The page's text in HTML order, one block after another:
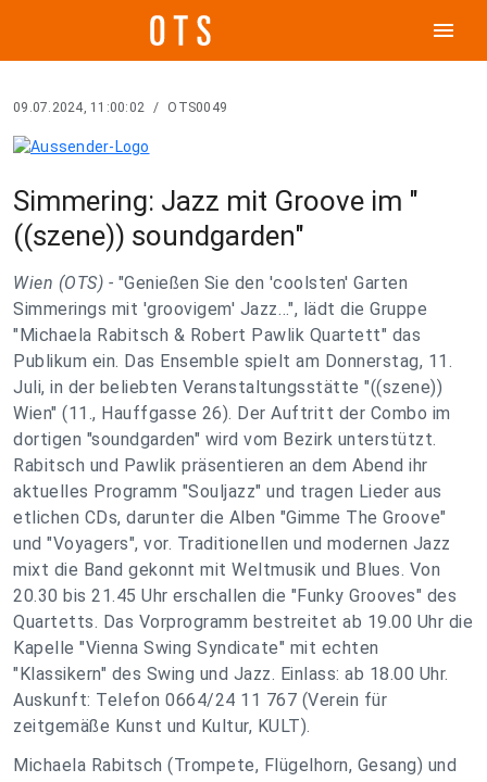
menu
09.07.2024, 11:00:02 / OTS0049
Simmering: Jazz mit Groove im "
((szene)) soundgarden"
Wien (OTS) - "Genießen Sie den 'coolsten' Garten
Simmerings mit 'groovigem' Jazz…", lädt die Gruppe
"Michaela Rabitsch & Robert Pawlik Quartett" das
Publikum ein. Das Ensemble spielt am Donnerstag, 11.
Juli, in der beliebten Veranstaltungsstätte "((szene))
Wien" (11., Hauffgasse 26). Der Auftritt der Combo im
dortigen "soundgarden" wird vom Bezirk unterstützt.
Rabitsch und Pawlik präsentieren an dem Abend ihr
aktuelles Programm "Souljazz" und tragen Lieder aus
etlichen CDs, darunter die Alben "Gimme The Groove"
und "Voyagers", vor. Traditionellen und modernen Jazz
mixt die Band gekonnt mit Weltmusik und Blues. Von
20.30 bis 21.45 Uhr erschallen die "Funky Grooves" des
Quartetts. Das Vorprogramm bestreitet ab 19.00 Uhr die
Kapelle "Vienna Swing Syndicate" mit echten
"Klassikern" des Swing und Jazz. Einlass: ab 18.00 Uhr.
Auskunft: Telefon 0664/24 11 767 (Verein für
zeitgemäße Kunst und Kultur, KULT).
Michaela Rabitsch (Trompete, Flügelhorn, Gesang) und